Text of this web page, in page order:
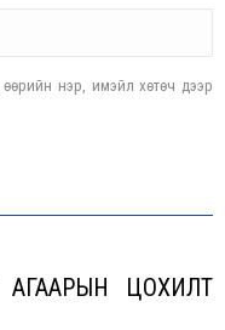
өөрийн нэр, имэйл хөтөч дээр
ЦОХИЛТ